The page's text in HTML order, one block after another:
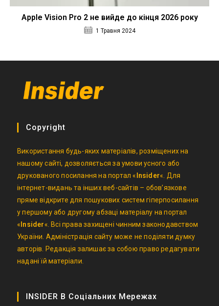
Apple Vision Pro 2 не вийде до кінця 2026 року
1 Травня 2024
Copyright
Використання будь-яких матеріалів, розміщених на
нашому сайті, дозволяється за умови усного або
друкованого посилання на портал « Insider«. Для
інтернет-видань та інших веб-сайтів – обов’язкове
пряме відкрите для пошукових систем гіперпосилання
у першому або другому абзаці матеріалу на портал
« Insider«. Всі права захищені чинним законодавством
України. Адміністрація сайту може не поділяти думку
авторів. Редакція залишає за собою право редагувати
надані їй матеріали.
INSIDER В Соціальних Мережах